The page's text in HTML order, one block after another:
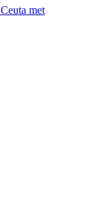
met